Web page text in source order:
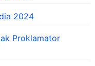
2024
Proklamator